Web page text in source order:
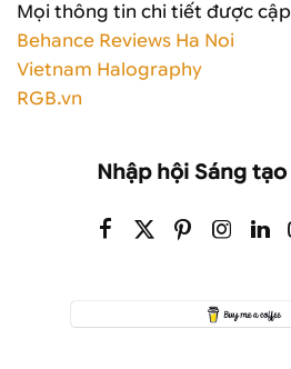
Mọi thông tin chi tiết được
Behance Reviews Ha Noi
Vietnam Halography
RGB.vn
Nhập hội Sáng tạo